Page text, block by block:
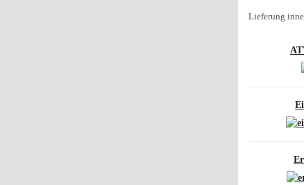
Lieferung